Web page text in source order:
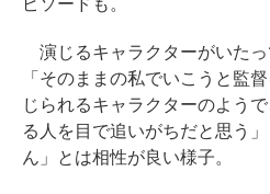
演じるキャラクターがいたっ
「そのままの私でいこうと監
じられるキャラクターのよう
る人を目で追いがちだと思う
ん」とは相性が良い様子。